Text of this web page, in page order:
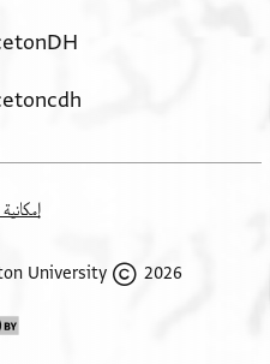
2026 The Trustees of Princeton University